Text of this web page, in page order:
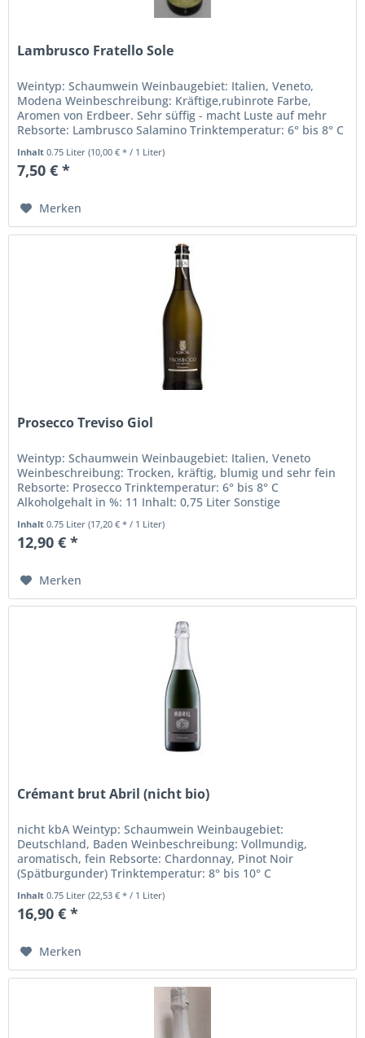
Lambrusco Fratello Sole
Weintyp: Schaumwein Weinbaugebiet: Italien, Veneto,
Modena Weinbeschreibung: Kräftige,rubinrote Farbe,
Aromen von Erdbeer. Sehr süffig - macht Luste auf mehr
Rebsorte: Lambrusco Salamino Trinktemperatur: 6° bis 8° C
Alkoholgehalt in %:...
Inhalt0.75 Liter(10,00 € * / 1 Liter)
7,50 € *
Merken
Prosecco Treviso Giol
Weintyp: Schaumwein Weinbaugebiet: Italien, Veneto
Weinbeschreibung: Trocken, kräftig, blumig und sehr fein
Rebsorte: Prosecco Trinktemperatur: 6° bis 8° C
Alkoholgehalt in %: 11 Inhalt: 0,75 Liter Sonstige
Inhalt0.75 Liter(17,20 € * / 1 Liter)
12,90 € *
Merken
Crémant brut Abril (nicht bio)
nicht kbA Weintyp: Schaumwein Weinbaugebiet:
Deutschland, Baden Weinbeschreibung: Vollmundig,
aromatisch, fein Rebsorte: Chardonnay, Pinot Noir
(Spätburgunder) Trinktemperatur: 8° bis 10° C
Alkoholgehalt in %: 13,5 Inhalt: 0,75 Liter...
Inhalt0.75 Liter(22,53 € * / 1 Liter)
16,90 € *
Merken